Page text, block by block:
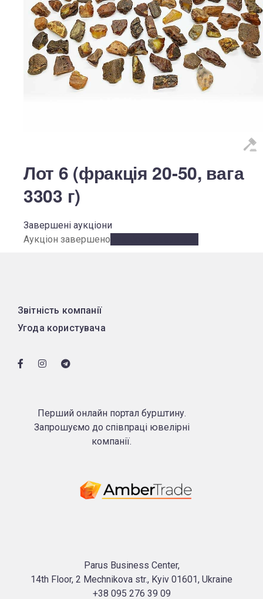
Лот 6 (фракція 20-50, вага
3303 г)
Завершені аукціони
Аукціон завершено
Звітність компанії
Угода користувача
Перший онлайн портал бурштину.
Запрошуємо до співпраці ювелірні
компанії.
Parus Business Center,
14th Floor, 2 Mechnikova str., Kyiv 01601, Ukraine
+38 095 276 39 09